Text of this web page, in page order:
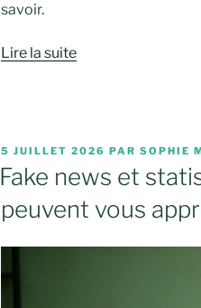
savoir.
Lire la suite
PUBLIÉ
LE
5 JUILLET 2026 PAR SOPHIE
Fake news et
peuvent vous